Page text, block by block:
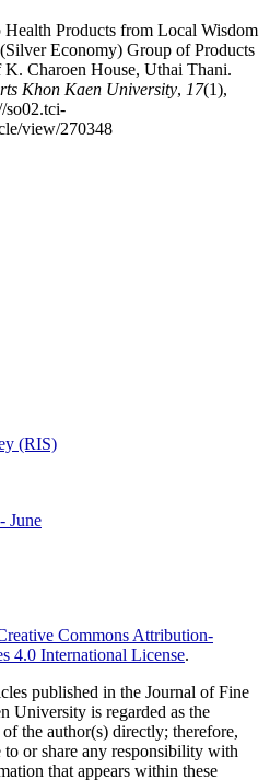
Products from Local Wisdom
Economy) Group of Products
Charoen House, Uthai Thani.
Khon Kaen University, 17(1),
so02.tci-
view/270348
(RIS)
June
Commons Attribution-
4.0 International License.
published in the Journal of Fine
University is regarded as the
the author(s) directly; therefore,
or share any responsibility with
that appears within these